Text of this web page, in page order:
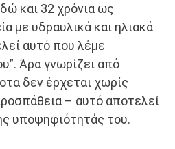
και 32 χρόνια ως
με υδραυλικά και ηλιακά
αυτό που λέμε
Άρα γνωρίζει από
δεν έρχεται χωρίς
– αυτό αποτελεί
υποψηφιότητάς του.